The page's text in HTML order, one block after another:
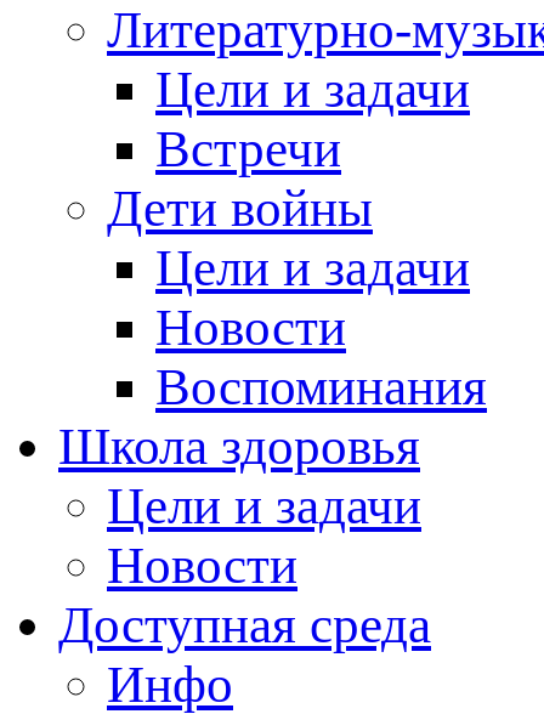
Литературно-
Цели и задачи
Встречи
Дети войны
Цели и задачи
Новости
Воспоминания
Школа здоровья
Цели и задачи
Новости
Доступная среда
Инфо